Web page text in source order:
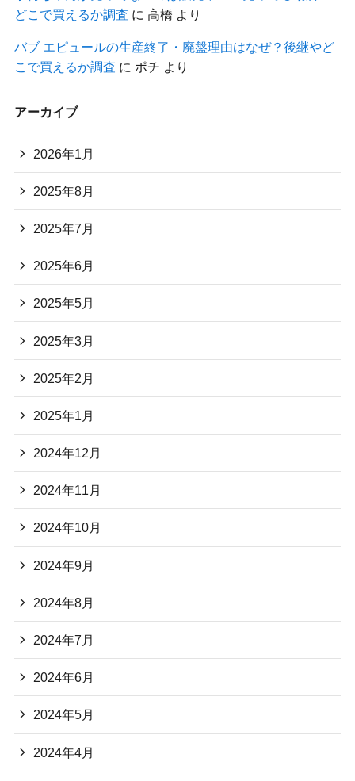
どこで買えるか調査 に 高橋 より
バブ エピュールの生産終了・廃盤理由はなぜ？後継やど
こで買えるか調査 に ポチ より
アーカイブ
2026年1月
2025年8月
2025年7月
2025年6月
2025年5月
2025年3月
2025年2月
2025年1月
2024年12月
2024年11月
2024年10月
2024年9月
2024年8月
2024年7月
2024年6月
2024年5月
2024年4月